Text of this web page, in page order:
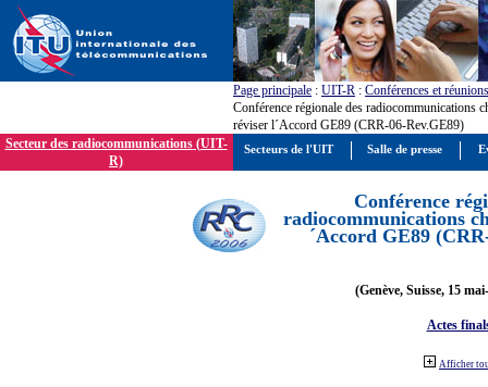
Page principale : UIT-R : Conférences et réunions
Conférence régionale des radiocommunications
réviser l´Accord GE89 (CRR-06-Rev.GE89)
Secteur des radiocommunications (UIT-
R)
Conférence
radiocommunications
´Accord GE89
(Genève, Suisse, 15
Actes
Afficher
Secteurs de l'UIT Salle de presse